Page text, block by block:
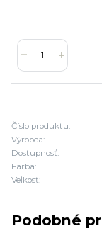
Číslo produktu:
Výrobca:
Dostupnosť:
Farba:
Veľkosť:
Podobné